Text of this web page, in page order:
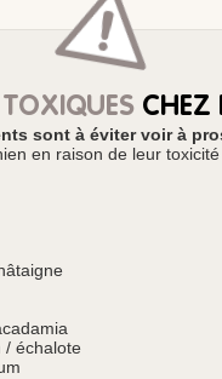
CHEZ
sont à éviter voir à
en raison de leur toxicité
/ échalote